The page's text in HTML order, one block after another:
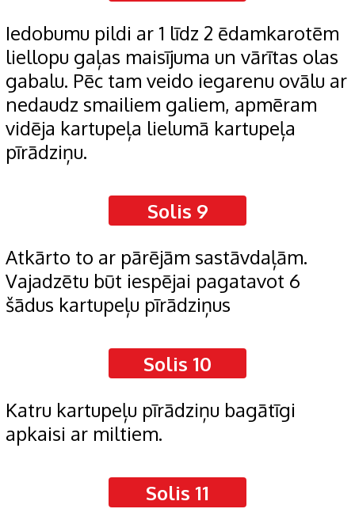
Iedobumu pildi ar 1 līdz 2 ēdamkarotēm
liellopu gaļas maisījuma un vārītas olas
gabalu. Pēc tam veido iegarenu ovālu ar
nedaudz smailiem galiem, apmēram
vidēja kartupeļa lielumā kartupeļa
pīrādziņu.
Solis 9
Atkārto to ar pārējām sastāvdaļām.
Vajadzētu būt iespējai pagatavot 6
šādus kartupeļu pīrādziņus
Solis 10
Katru kartupeļu pīrādziņu bagātīgi
apkaisi ar miltiem.
Solis 11